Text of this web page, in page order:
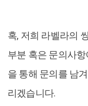
혹, 저희 라벨라의
부분 혹은 문의사
을 통해 문의를 남
리겠습니다.